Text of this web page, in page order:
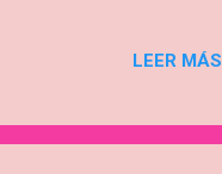
en el País Vasco,
LEER MÁS